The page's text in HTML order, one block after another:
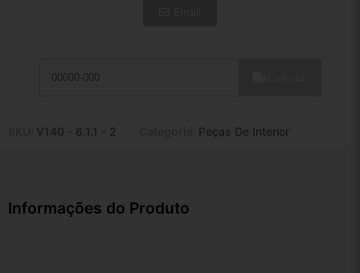
10x de R$ 10,44
V140 - 6.1.1 - 2 Peças De Interior
Informações do Produto